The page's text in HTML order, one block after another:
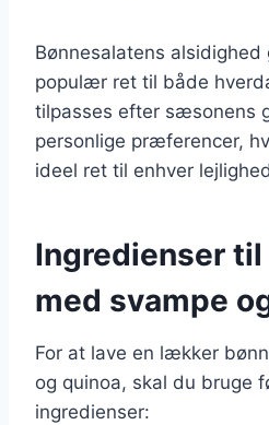
Bønnesalatens alsidighed
populær ret til både
tilpasses efter sæsonens
personlige præferencer,
ideel ret til enhver
Ingredienser
med svampe
For at lave en lækker
og quinoa, skal du bruge
ingredienser: